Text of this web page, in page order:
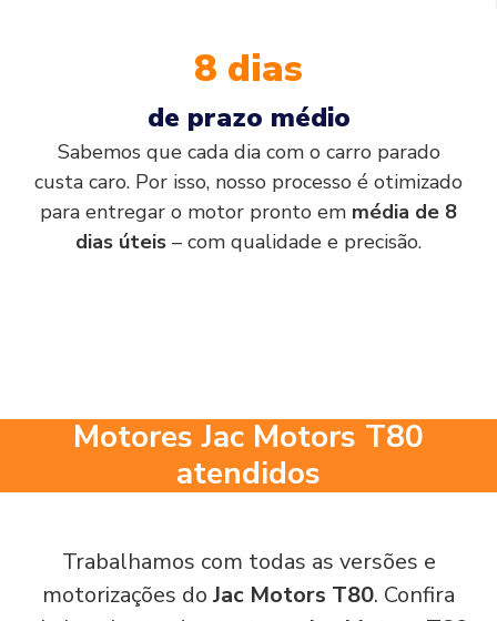
8 dias
de prazo médio
Sabemos que cada dia com o carro parado
custa caro. Por isso, nosso processo é otimizado
para entregar o motor pronto em média de 8
dias úteis – com qualidade e precisão.
Motores Jac Motors T80
atendidos
Trabalhamos com todas as versões e
motorizações doJac Motors T80. Confira